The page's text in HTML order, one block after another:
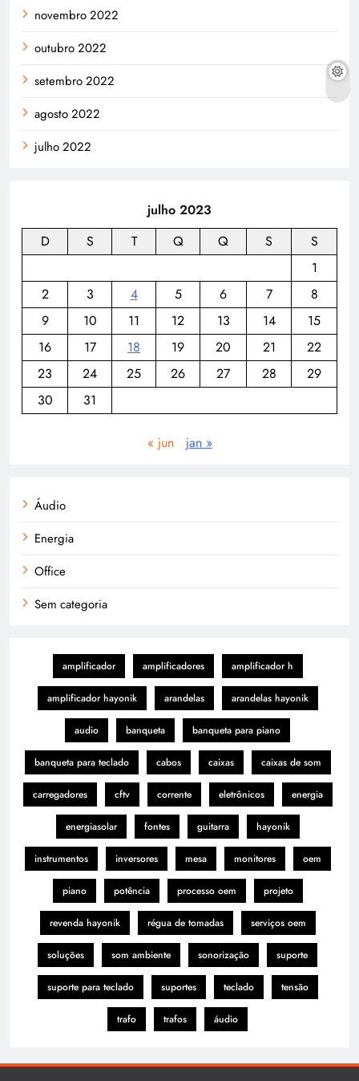
novembro 2022
outubro 2022
setembro 2022
agosto 2022
julho 2022
julho 2023
D
S T Q Q S
S
1
2
3 4 5 6 7
8
9
10 11 12 13 14
15
16
17 18 19 20 21
22
23
24 25 26 27 28
29
30
31
« jun jan »
Áudio
Energia
Office
Sem categoria
amplificador amplificadores amplificador h
amplificador hayonik arandelas arandelas hayonik
audio banqueta banqueta para piano
banqueta para teclado cabos caixas caixas de som
carregadores cftv corrente eletrônicos energia
energiasolar fontes guitarra hayonik
instrumentos inversores mesa monitores oem
piano potência processo oem projeto
revenda hayonik régua de tomadas serviços oem
soluções som ambiente sonorização suporte
suporte para teclado suportes teclado tensão
trafo trafos áudio